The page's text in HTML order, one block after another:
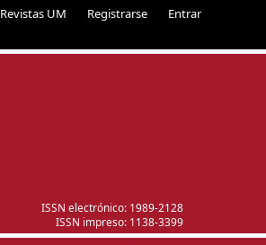
Revistas UM Registrarse Entrar
ISSN electrónico: 1989-2128
ISSN impreso: 1138-3399